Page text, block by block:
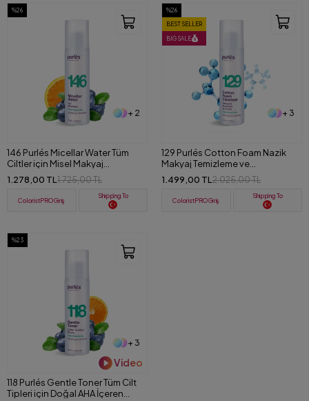
%26
+ 2
146 Purlés Micellar Water Tüm
Ciltler için Misel Makyaj
Temizleme Suyu 200 ml
1.278,00 TL 1.725,00 TL
ColoristPRO Giriş
Shipping To
%26
BEST SELLER
BIG SALE
+ 3
129 Purlés Cotton Foam Nazik
Makyaj Temizleme ve
Nemlendirici Köpük 125 ml
1.499,00 TL 2.025,00 TL
ColoristPRO Giriş
Shipping To
%23
+ 3
Video
118 Purlés Gentle Toner Tüm Cilt
Tipleri için Doğal AHA İçeren